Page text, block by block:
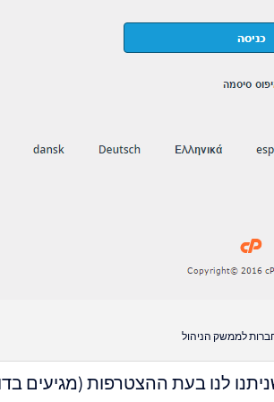
לממשק הניהול
לנו בעת ההצטרפות (מגיעים